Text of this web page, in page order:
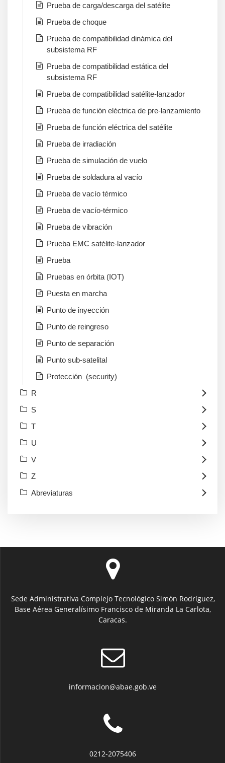
Prueba de carga/descarga del satélite
Prueba de choque
Prueba de compatibilidad dinámica del
subsistema RF
Prueba de compatibilidad estática del
subsistema RF
Prueba de compatibilidad satélite-lanzador
Prueba de función eléctrica de pre-lanzamiento
Prueba de función eléctrica del satélite
Prueba de irradiación
Prueba de simulación de vuelo
Prueba de soldadura al vacío
Prueba de vacío térmico
Prueba de vacío-térmico
Prueba de vibración
Prueba EMC satélite-lanzador
Prueba
Pruebas en órbita (IOT)
Puesta en marcha
Punto de inyección
Punto de reingreso
Punto de separación
Punto sub-satelital
Protección (security)
R
S
T
U
V
Z
Abreviaturas
Sede Administrativa Complejo Tecnológico Simón Rodríguez,
Base Aérea Generalísimo Francisco de Miranda La Carlota,
Caracas.
informacion@abae.gob.ve
0212-2075406